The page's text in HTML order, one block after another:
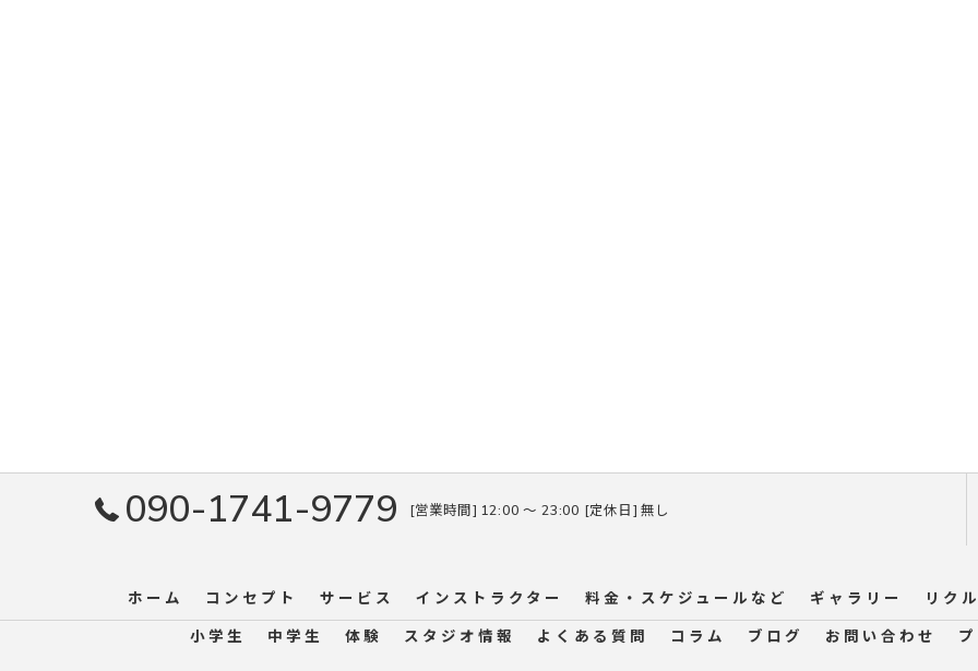
090-1741-9779 [営業時間] 12:00 〜 23:00 [定休日] 無し
ホーム コンセプト サービス インストラクター 料金・スケジュールなど ギャラリー リク
小学生 中学生 体験 スタジオ情報 よくある質問 コラム ブログ お問い合わせ